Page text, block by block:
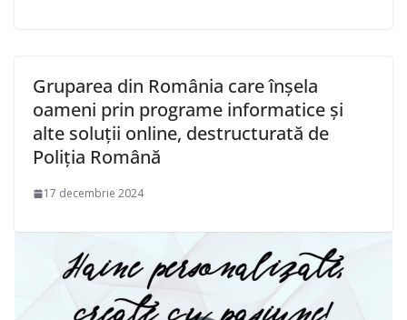
Gruparea din România care înșela
oameni prin programe informatice și
alte soluții online, destructurată de
Poliția Română
17 decembrie 2024